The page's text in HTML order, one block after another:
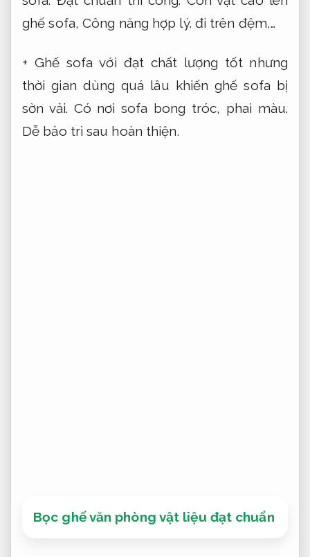
ghế sofa, Công năng hợp lý. đi trên đệm,…
+ Ghế sofa với đạt chất lượng tốt nhưng
thời gian dùng quá lâu khiến ghế sofa bị
sờn vải. Có nơi sofa bong tróc, phai màu.
Dễ bảo trì sau hoàn thiện.
Bọc ghế văn phòng vật liệu đạt chuẩn